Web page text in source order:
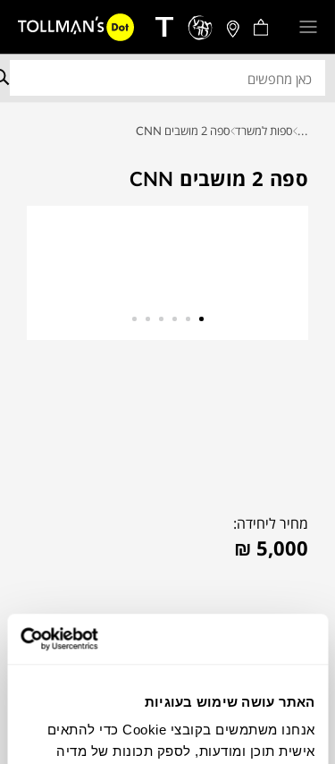
האתר עושה שימוש בעוגיות
אנחנו משתמשים בקובצי Cookie כדי להתאים
אישית תוכן ומודעות, לספק תכונות של מדיה
... ספות למשרד ספה 2 מושבים CNN
ספה 2 מושבים CNN
מחיר ליחידה:
₪ 5,000